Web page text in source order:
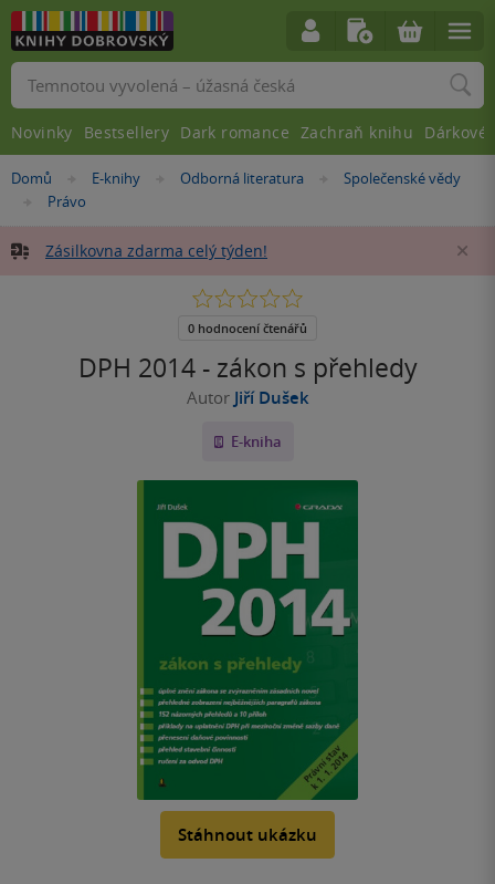
Nacházíte
Domů »E-knihy »
Odborná literatura »
Společenské vědy
»Právo
Zásilkovna zdarma celý týden!
DPH 2014 - zákon s přehledy
Autor Jiří Dušek
E-kniha
Stáhnout ukázku
0.0
5
0 hodnocení čtenářů
Vyhledávání
Novinky Bestsellery Dark romance Zachraň knihu Dárkové